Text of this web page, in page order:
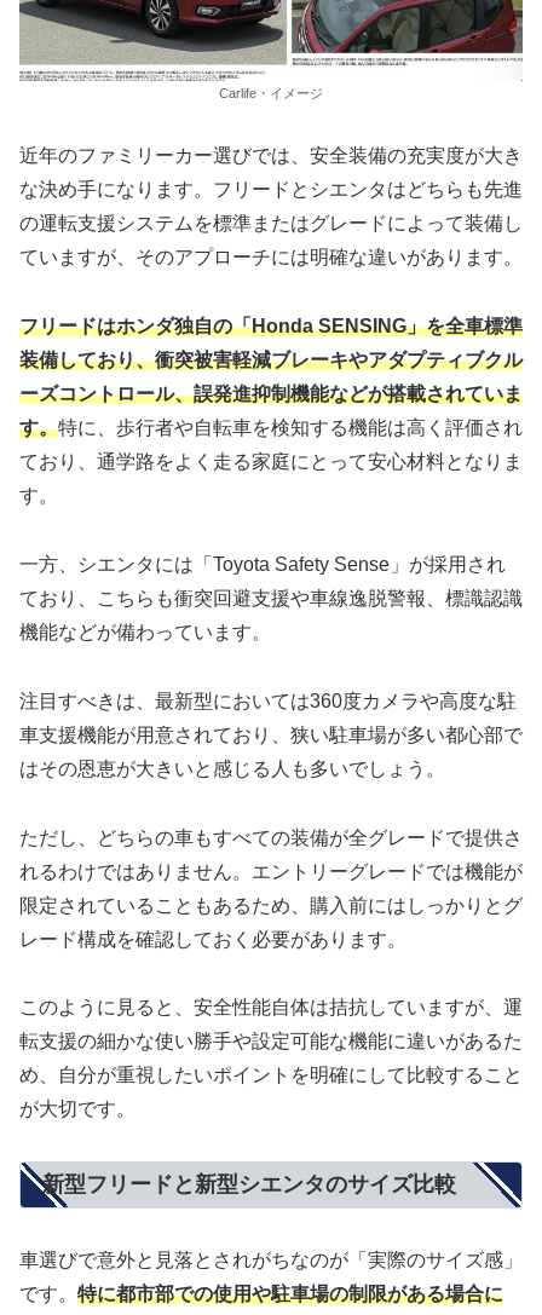
Carlife・イメージ
近年のファミリーカー選びでは、安全装備の充実度が大き
な決め手になります。フリードとシエンタはどちらも先進
の運転支援システムを標準またはグレードによって装備し
ていますが、そのアプローチには明確な違いがあります。
フリードはホンダ独自の「Honda SENSING」を全車標準
装備しており、衝突被害軽減ブレーキやアダプティブクル
ーズコントロール、誤発進抑制機能などが搭載されていま
す。特に、歩行者や自転車を検知する機能は高く評価され
ており、通学路をよく走る家庭にとって安心材料となりま
す。
一方、シエンタには「Toyota Safety Sense」が採用され
ており、こちらも衝突回避支援や車線逸脱警報、標識認識
機能などが備わっています。
注目すべきは、最新型においては360度カメラや高度な駐
車支援機能が用意されており、狭い駐車場が多い都心部で
はその恩恵が大きいと感じる人も多いでしょう。
ただし、どちらの車もすべての装備が全グレードで提供さ
れるわけではありません。エントリーグレードでは機能が
限定されていることもあるため、購入前にはしっかりとグ
レード構成を確認しておく必要があります。
このように見ると、安全性能自体は拮抗していますが、運
転支援の細かな使い勝手や設定可能な機能に違いがあるた
め、自分が重視したいポイントを明確にして比較すること
が大切です。
新型フリードと新型シエンタのサイズ比較
車選びで意外と見落とされがちなのが「実際のサイズ感」
です。 特に都市部での使用や駐車場の制限がある場合に